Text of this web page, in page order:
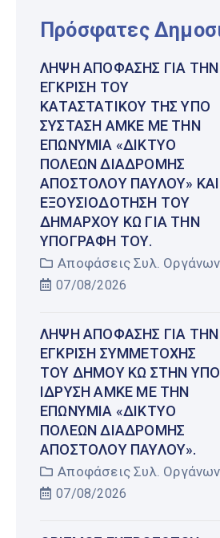
Πρόσφατες
ΛΉΨΗ ΑΠΌΦΑΣΗΣ ΓΙΑ ΤΗΝ
ΈΓΚΡΙΣΗ ΤΟΥ
ΚΑΤΑΣΤΑΤΙΚΟΎ ΤΗΣ ΥΠΌ
ΣΎΣΤΑΣΗ ΑΜΚΕ ΜΕ ΤΗΝ
ΕΠΩΝΥΜΊΑ «ΔΊΚΤΥΟ
ΠΌΛΕΩΝ ΔΙΑΔΡΟΜΉΣ
ΑΠΟΣΤΌΛΟΥ ΠΑΎΛΟΥ» ΚΑΙ
ΕΞΟΥΣΙΟΔΌΤΗΣΗ ΤΟΥ
ΔΗΜΆΡΧΟΥ ΚΩ ΓΙΑ ΤΗΝ
ΥΠΟΓΡΑΦΉ ΤΟΥ.
Αποφάσεις Συλ. Οργάνων
07/08/2026
ΛΉΨΗ ΑΠΌΦΑΣΗΣ ΓΙΑ ΤΗΝ
ΈΓΚΡΙΣΗ ΣΥΜΜΕΤΟΧΉΣ
ΤΟΥ ΔΉΜΟΥ ΚΩ ΣΤΗΝ ΥΠΌ
ΊΔΡΥΣΗ ΑΜΚΕ ΜΕ ΤΗΝ
ΕΠΩΝΥΜΊΑ «ΔΊΚΤΥΟ
ΠΌΛΕΩΝ ΔΙΑΔΡΟΜΉΣ
ΑΠΟΣΤΌΛΟΥ ΠΑΎΛΟΥ».
Αποφάσεις Συλ. Οργάνων
07/08/2026